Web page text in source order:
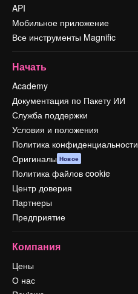
API
Мобильное приложение
Все инструменты Magnific
Начать
Academy
Документация по Пакету ИИ
Служба поддержки
Условия и положения
Политика конфиденциальности
Оригиналы Новое
Политика файлов cookie
Центр доверия
Партнеры
Предприятие
Компания
Цены
О нас